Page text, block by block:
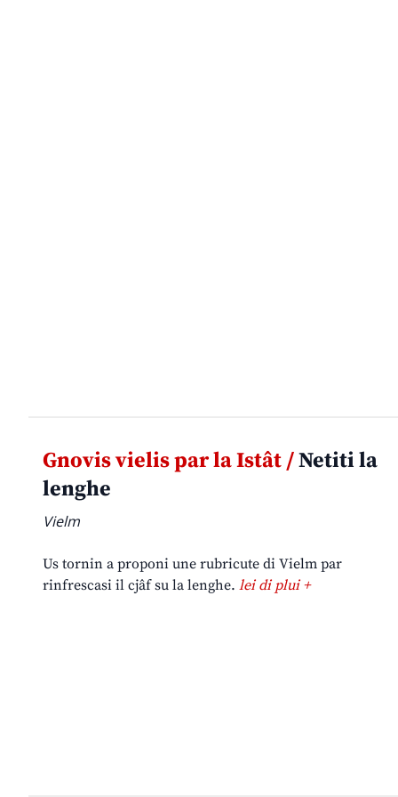
Gnovis vielis par la Istât /Netiti la
lenghe
Vielm
Us tornin a proponi une rubricute di Vielm par
rinfrescasi il cjâf su la lenghe. lei di plui +